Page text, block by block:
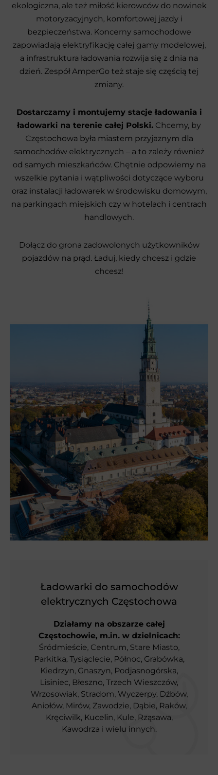
ekologiczna, ale też miłość kierowców do nowinek
motoryzacyjnych, komfortowej jazdy i
bezpieczeństwa. Koncerny samochodowe
zapowiadają elektryfikację całej gamy modelowej,
a infrastruktura ładowania rozwija się z dnia na
dzień. Zespół AmperGo też staje się częścią tej
zmiany.
Dostarczamy i montujemy stacje ładowania i
ładowarki na terenie całej Polski. Chcemy, by
Częstochowa była miastem przyjaznym dla
samochodów elektrycznych – a to zależy również
od samych mieszkańców. Chętnie odpowiemy na
wszelkie pytania i wątpliwości dotyczące wyboru
oraz instalacji ładowarek w środowisku domowym,
na parkingach miejskich czy w hotelach i centrach
handlowych.
Dołącz do grona zadowolonych użytkowników
pojazdów na prąd. Ładuj, kiedy chcesz i gdzie
chcesz!
Ładowarki do samochodów
elektrycznych Częstochowa
Działamy na obszarze całej
Częstochowie, m.in. w dzielnicach:
Śródmieście, Centrum, Stare Miasto,
Parkitka, Tysiąclecie, Północ, Grabówka,
Kiedrzyn, Gnaszyn, Podjasnogórska,
Lisiniec, Błeszno, Trzech Wieszczów,
Wrzosowiak, Stradom, Wyczerpy, Dźbów,
Aniołów, Mirów, Zawodzie, Dąbie, Raków,
Kręciwilk, Kucelin, Kule, Rząsawa,
Kawodrza i wielu innych.